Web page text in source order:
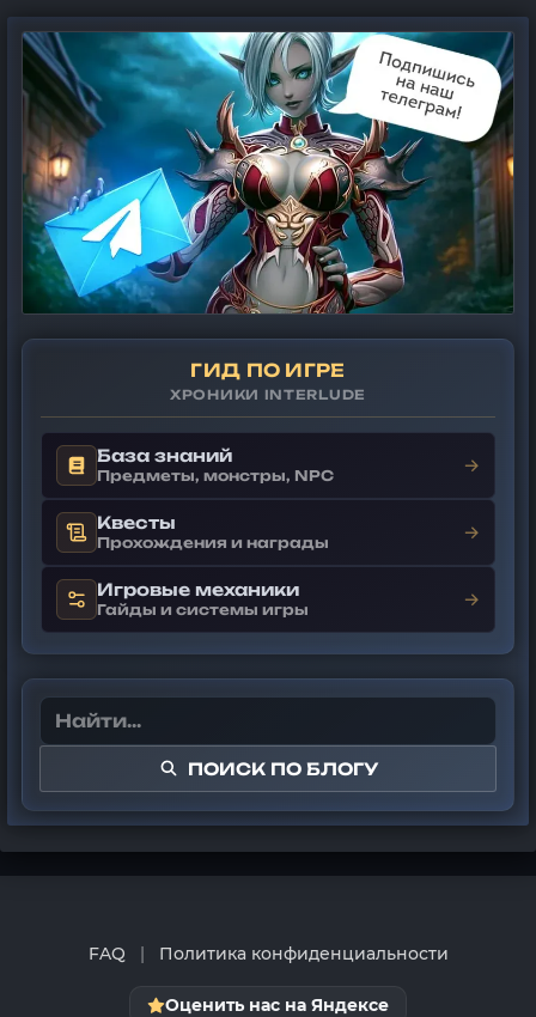
ГИД ПО ИГРЕ
ХРОНИКИ INTERLUDE
База знаний
Предметы, монстры, NPC →
Квесты
Прохождения и награды →
Игровые механики
Гайды и системы игры →
ПОИСК ПО БЛОГУ
FAQ | Политика конфиденциальности
Оценить нас на Яндексе